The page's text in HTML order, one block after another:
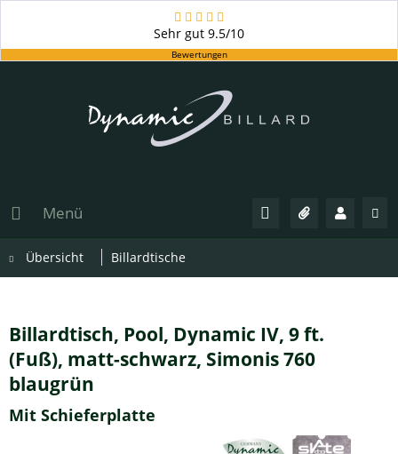
Sehr gut 9.5/10
Bewertungen
Menü
Übersicht Billardtische
Billardtisch, Pool, Dynamic IV, 9 ft.
(Fuß), matt-schwarz, Simonis 760
blaugrün
Mit Schieferplatte